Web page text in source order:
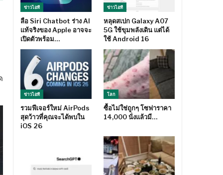
ข่าวไอที
ลือ Siri Chatbot ร่าง AI
แท้จริงของ Apple อาจจะ
เปิดตัวพร้อม…
ข่าวไอที
หลุดสเปก Galaxy A07
5G ใช้ขุมพลังเดิน แต่ได้
ใช้ Android 16
ข่าวไอที
รวมฟีเจอร์ใหม่ AirPods
สุดว้าวที่คุณจะได้พบใน
iOS 26
โลก
ซื้อไม่ใช่ถูกๆ โซฟาราคา
14,000 นั่งแล้วมี…